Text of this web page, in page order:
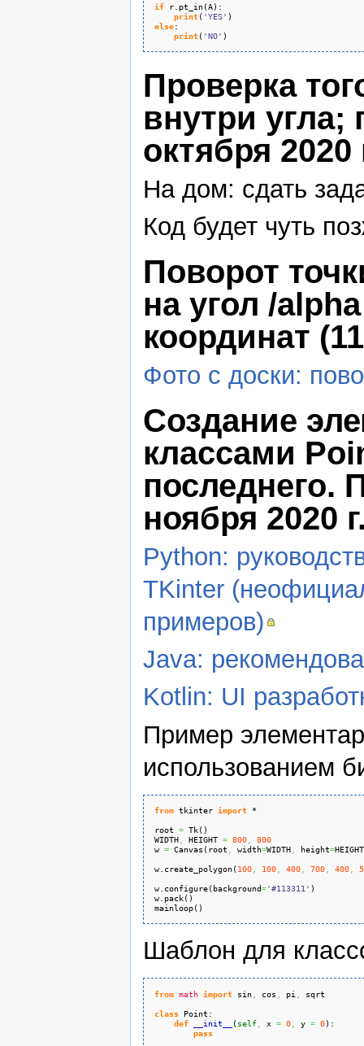
if r. pt_in(A) :
print( 'YES' )
else:
print( 'NO' )
Проверка
внутри угла;
октября 2020
На дом: сдать
Код будет чуть
Поворот
на угол /
координат
Фото с доски:
Создание
классами
последнего.
ноября 2020
Python:
TKinter
примеров)
Java:
Kotlin: UI
Пример
использованием
from tkinter import *
root = Tk( )
WIDTH, HEIGHT = 800,
800
w = Canvas (root , width=WIDTH, height=HEIGHT
w. create_polygon(100, 100, 400, 700, 400,
w. configure(background='#113311' )
w. pack( )
mainloop( )
Шаблон для
from math import sin, cos pi
sqrt
class Point:
def
__init__ (self, x = 0, y = 0) :
pass